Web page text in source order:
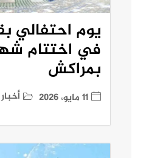
يوم احتفالي
في اختتام
بمراكش
11 مايو، 2026